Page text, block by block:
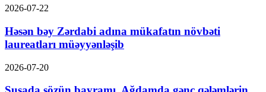
2026-07-22
Həsən bəy Zərdabi adına mükafatın növbəti
laureatları müəyyənləşib
2026-07-20